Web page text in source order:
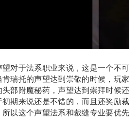
对于法系职业来说，这是一个不可
瑞托的声望达到崇敬的时候，玩家
部附魔秘药，声望达到崇拜时候还
期来说还是不错的，而且还奖励裁
以这个声望法系和裁缝专业要优先